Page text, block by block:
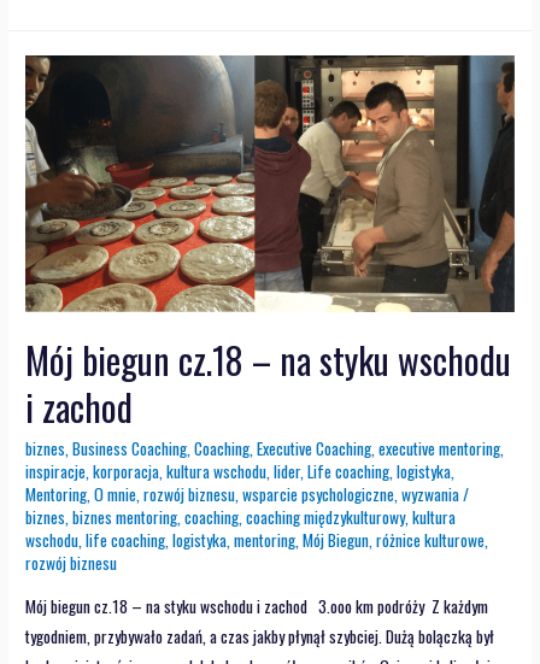
Mój biegun cz.18 – na styku wschodu
i zachod
biznes,Business Coaching,Coaching,Executive Coaching,executive mentoring,
inspiracje,korporacja,kultura wschodu,lider,Life coaching,logistyka,
Mentoring,O mnie,rozwój biznesu,wsparcie psychologiczne,wyzwania/
biznes,biznes mentoring,coaching,coaching międzykulturowy,kultura
wschodu,life coaching,logistyka,mentoring,Mój Biegun,różnice kulturowe,
rozwój biznesu
Mój biegun cz.18 – na styku wschodu i zachod 3.ooo km podróży Z każdym
tygodniem, przybywało zadań, a czas jakby płynął szybciej. Dużą bolączką był